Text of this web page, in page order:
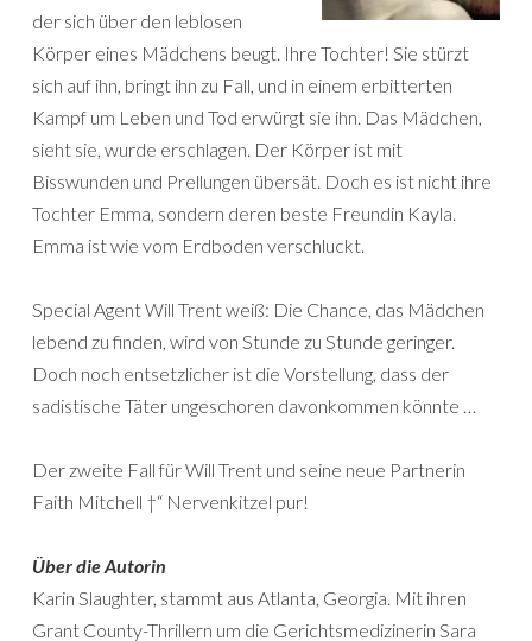
der sich über den leblosen
Körper eines Mädchens beugt. Ihre Tochter! Sie stürzt
sich auf ihn, bringt ihn zu Fall, und in einem erbitterten
Kampf um Leben und Tod erwürgt sie ihn. Das Mädchen,
sieht sie, wurde erschlagen. Der Körper ist mit
Bisswunden und Prellungen übersät. Doch es ist nicht ihre
Tochter Emma, sondern deren beste Freundin Kayla.
Emma ist wie vom Erdboden verschluckt.
Special Agent Will Trent weiß: Die Chance, das Mädchen
lebend zu finden, wird von Stunde zu Stunde geringer.
Doch noch entsetzlicher ist die Vorstellung, dass der
sadistische Täter ungeschoren davonkommen könnte …
Der zweite Fall für Will Trent und seine neue Partnerin
Faith Mitchell †“ Nervenkitzel pur!
Über die Autorin
Karin Slaughter, stammt aus Atlanta, Georgia. Mit ihren
Grant County-Thrillern um die Gerichtsmedizinerin Sara